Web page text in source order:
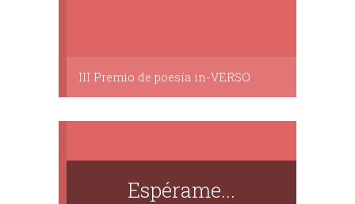
III Premio de poesía in-VERSO
Espérame...